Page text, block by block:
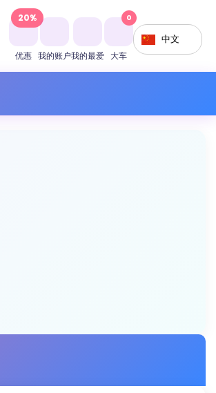
优惠
20%
我的账户我的最爱 大车
0
中文